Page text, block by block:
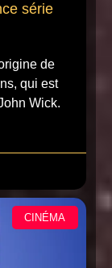
série
de
qui est
Wick.
CINÉMA